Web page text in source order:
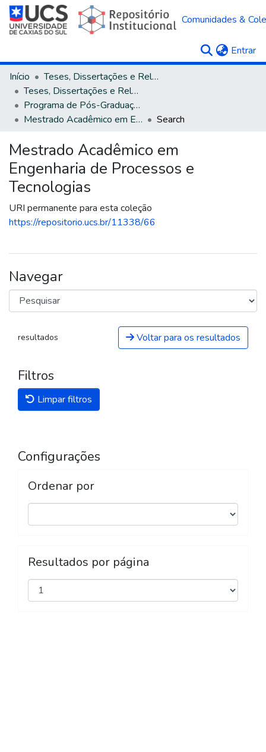
Comunidades &
Entrar
Início
Teses, Dissertações e Relatórios
Teses, Dissertações e Relatórios defendidos na UCS
Programa de Pós-Graduação em Engenharia de Processos e Tecnologias
Mestrado Acadêmico em Engenharia de Processos e Tecnologias
Search
Mestrado Acadêmico em
Engenharia de Processos e
Tecnologias
URI permanente para esta coleção
https://repositorio.ucs.br/11338/66
Navegar
resultados Voltar para os resultados
Filtros
Limpar filtros
Configurações
Ordenar por
Resultados por página